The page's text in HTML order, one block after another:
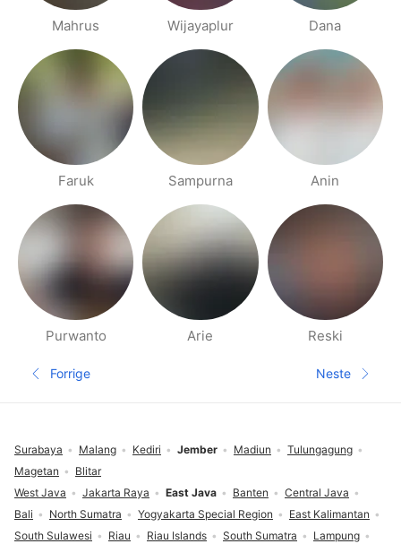
Mahrus Wijayaplur Dana
Faruk Sampurna Anin
Purwanto Arie Reski
Side med folk i nærheten
Forrige side
Forrige
Neste
Neste
West Java Jakarta Raya East Java Banten
Central Java
Bali
North Sumatra Yogyakarta Special Region
East Kalimantan
South Sulawesi
Riau Riau Islands South Sumatra
Lampung
Surabaya Malang Kediri Jember Madiun
Tulungagung
Magetan
Blitar